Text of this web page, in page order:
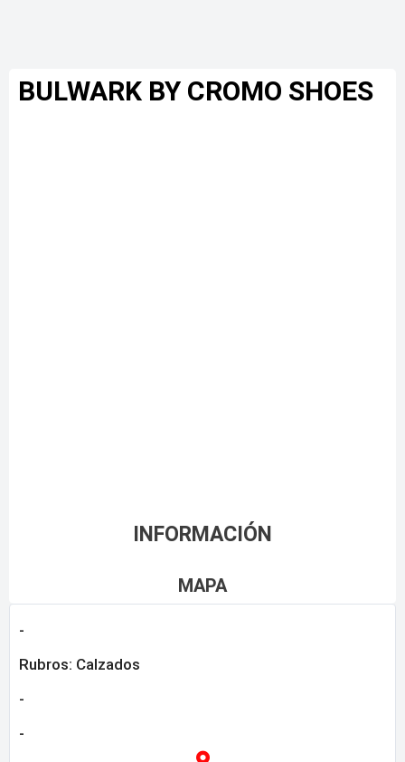
BULWARK BY CROMO SHOES
INFORMACIÓN
MAPA
-
Rubros: Calzados
-
-